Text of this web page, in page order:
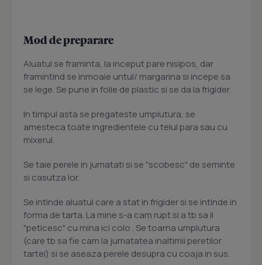
Mod de preparare
Aluatul se framinta, la inceput pare nisipos, dar
framintind se inmoaie untul/ margarina si incepe sa
se lege. Se pune in folie de plastic si se da la frigider.
In timpul asta se pregateste umplutura, se
amesteca toate ingredientele cu telul para sau cu
mixerul.
Se taie perele in jumatati si se "scobesc" de seminte
si casutza lor.
Se intinde aluatul care a stat in frigider si se intinde in
forma de tarta. La mine s-a cam rupt si a tb sa il
"peticesc" cu mina ici colo . Se toarna umplutura
(care tb sa fie cam la jumatatea inaltimii peretilor
tartei) si se aseaza perele desupra cu coaja in sus.